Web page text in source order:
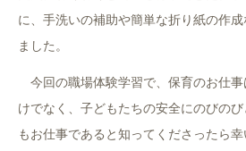
に、手洗いの補助や簡単な折り紙の作
ました。
今回の職場体験学習で、保育のお仕
けでなく、子どもたちの安全にのびの
もお仕事であると知ってくださったら